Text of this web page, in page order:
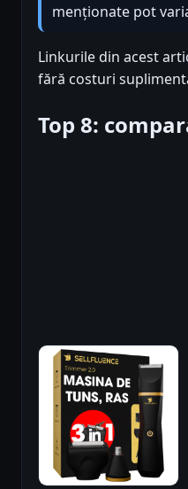
menționate pot
Linkurile din acest
fără costuri
Top 8: